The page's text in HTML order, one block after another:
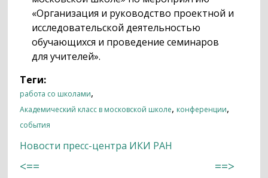
«Организация и руководство проектной и
исследовательской деятельностью
обучающихся и проведение семинаров
для учителей».
Теги:
работа со школами,
Академический класс в московской школе, конференции,
события
Новости пресс-центра ИКИ РАН
<== ==>